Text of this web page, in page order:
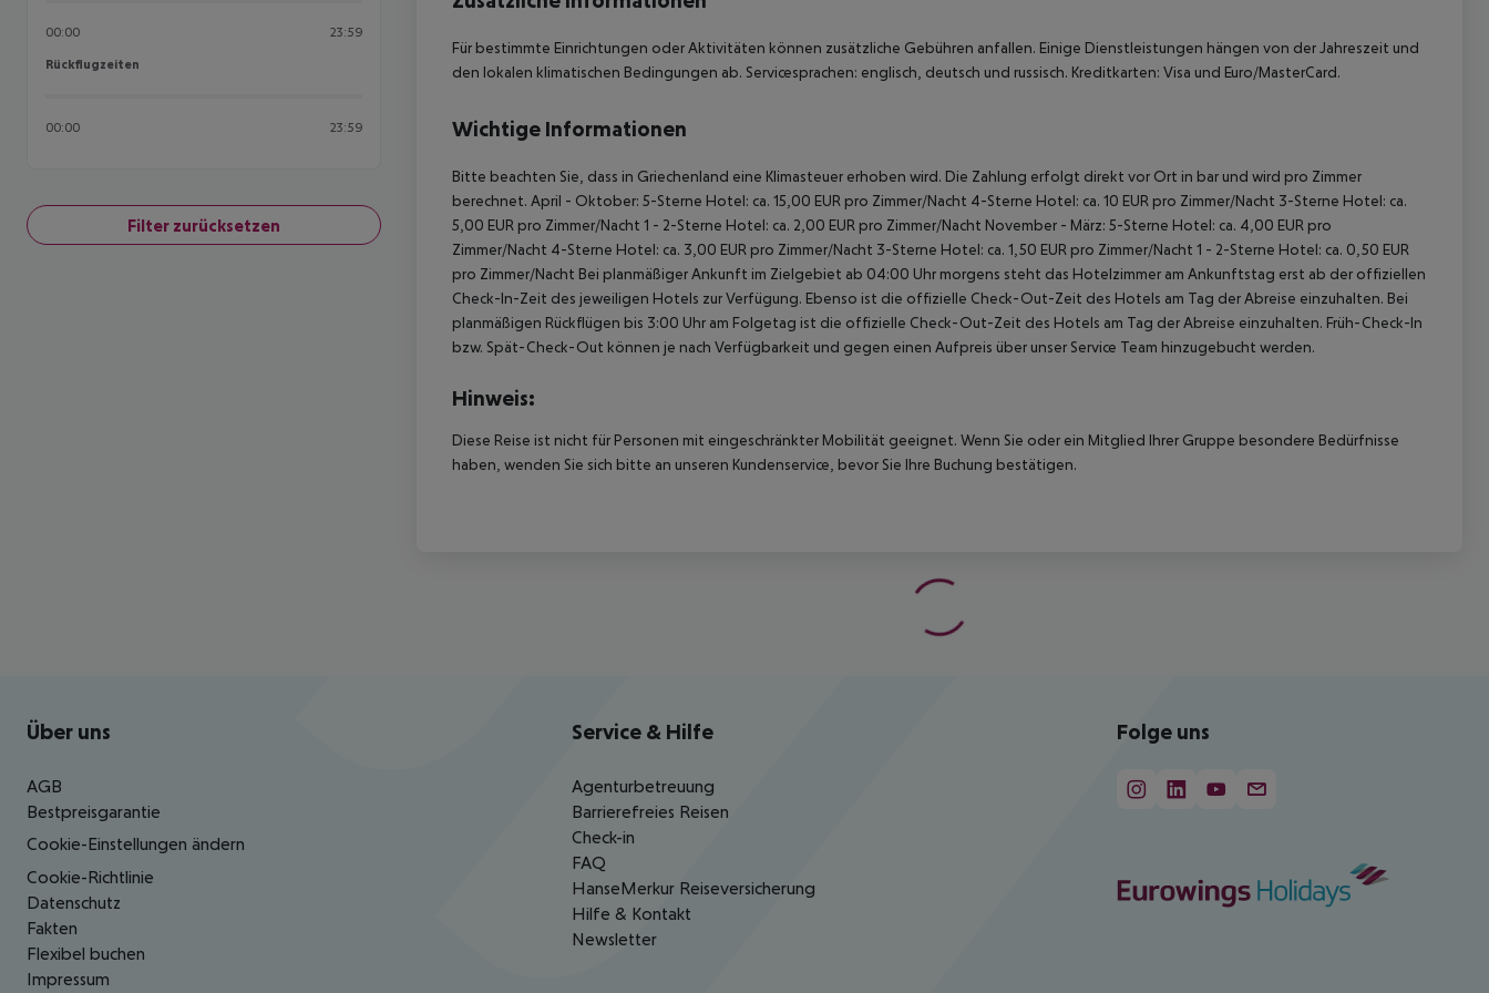
00:00 23:59
Rückflugzeiten
Rückflugzeiten
00:00 23:59
Filter zurücksetzen
Für bestimmte Einrichtungen oder Aktivitäten können zusätzliche Gebühren anfallen. Einige Dienstleistungen hängen von der Jahreszeit und
den lokalen klimatischen Bedingungen ab. Servicesprachen: englisch, deutsch und russisch. Kreditkarten: Visa und Euro/MasterCard.
Wichtige Informationen
Bitte beachten Sie, dass in Griechenland eine Klimasteuer erhoben wird. Die Zahlung erfolgt direkt vor Ort in bar und wird pro Zimmer
berechnet. April - Oktober: 5-Sterne Hotel: ca. 15,00 EUR pro Zimmer/Nacht 4-Sterne Hotel: ca. 10 EUR pro Zimmer/Nacht 3-Sterne Hotel: ca.
5,00 EUR pro Zimmer/Nacht 1 - 2-Sterne Hotel: ca. 2,00 EUR pro Zimmer/Nacht November - März: 5-Sterne Hotel: ca. 4,00 EUR pro
Zimmer/Nacht 4-Sterne Hotel: ca. 3,00 EUR pro Zimmer/Nacht 3-Sterne Hotel: ca. 1,50 EUR pro Zimmer/Nacht 1 - 2-Sterne Hotel: ca. 0,50 EUR
pro Zimmer/Nacht Bei planmäßiger Ankunft im Zielgebiet ab 04:00 Uhr morgens steht das Hotelzimmer am Ankunftstag erst ab der offiziellen
Check-In-Zeit des jeweiligen Hotels zur Verfügung. Ebenso ist die offizielle Check-Out-Zeit des Hotels am Tag der Abreise einzuhalten. Bei
planmäßigen Rückflügen bis 3:00 Uhr am Folgetag ist die offizielle Check-Out-Zeit des Hotels am Tag der Abreise einzuhalten. Früh-Check-In
bzw. Spät-Check-Out können je nach Verfügbarkeit und gegen einen Aufpreis über unser Service Team hinzugebucht werden.
Hinweis:
Diese Reise ist nicht für Personen mit eingeschränkter Mobilität geeignet. Wenn Sie oder ein Mitglied Ihrer Gruppe besondere Bedürfnisse
haben, wenden Sie sich bitte an unseren Kundenservice, bevor Sie Ihre Buchung bestätigen.
Footer navigation
Über uns
AGB
Bestpreisgarantie
Cookie-Einstellungen ändern
Cookie-Richtlinie
Datenschutz
Fakten
Flexibel buchen
Impressum
Service & Hilfe
Agenturbetreuung
Barrierefreies Reisen
Check-in
FAQ
HanseMerkur Reiseversicherung
Hilfe & Kontakt
Newsletter
Folge uns